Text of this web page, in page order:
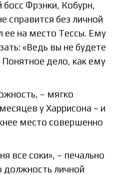
Фрэнки, Кобурн,
справится без личной
на место Тессы. Ему
«Ведь вы не будете
дело, как ему
– мягко
у Харрисона – и
место совершенно
все соки», – печально
личной